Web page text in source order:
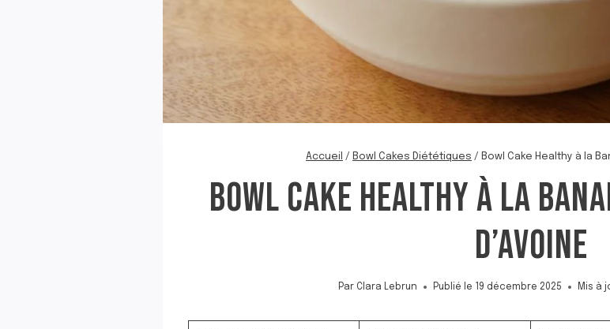
Accueil / Bowl Cakes Diététiques / Bowl Cake Healthy à la
BOWL CAKE HEALTHY À LA
D’AVOINE
Par Clara Lebrun Publié le 19 décembre 2025 Mis à